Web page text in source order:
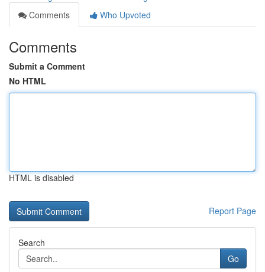
Comments
Who Upvoted
Comments
Submit a Comment
No HTML
HTML is disabled
Report Page
Search
Go